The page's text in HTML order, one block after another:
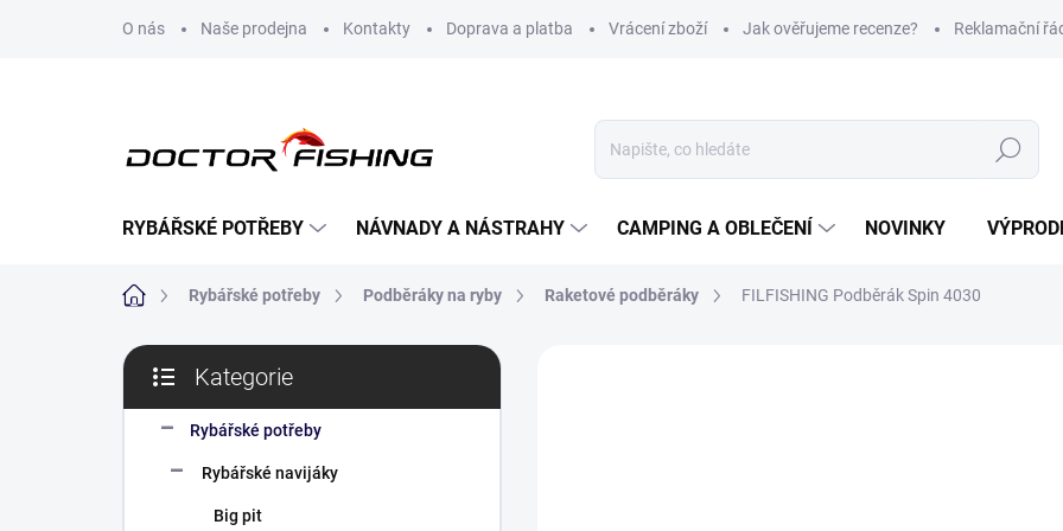
O nás Naše prodejna Kontakty Doprava a platba Vrácení zboží Jak ověřujeme recenze? Reklamační
Hledat
RYBÁŘSKÉ POTŘEBY NÁVNADY A NÁSTRAHY CAMPING A OBLEČENÍ NOVINKY
Domů Rybářské potřeby Podběráky na ryby Raketové podběráky FILFISHING Podběrák Spin 4030
P
s
kategorie
Kategorie
Rybářské potřeby
Rybářské navijáky
Big pit